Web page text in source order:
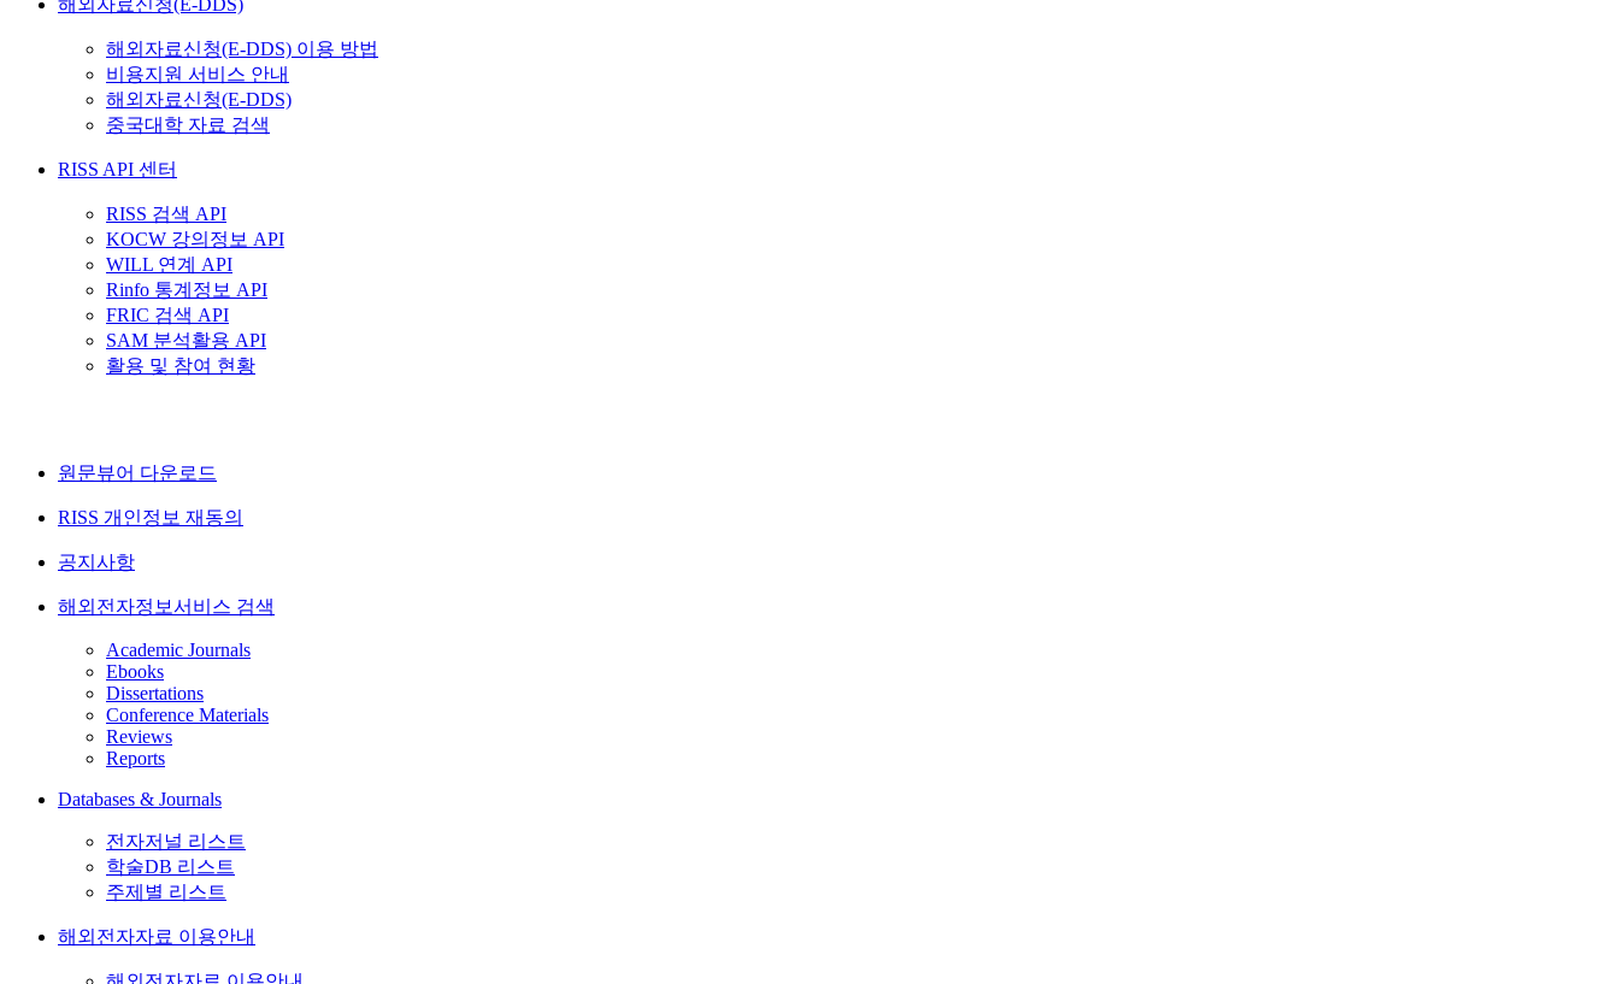
해외자료신청(E-DDS)
해외자료신청(E-DDS) 이용 방법
비용지원 서비스 안내
해외자료신청(E-DDS)
중국대학 자료 검색
RISS API 센터
RISS 검색 API
KOCW 강의정보 API
WILL 연계 API
Rinfo 통계정보 API
FRIC 검색 API
SAM 분석활용 API
활용 및 참여 현황
원문뷰어 다운로드
RISS 개인정보 재동의
공지사항
해외전자정보서비스 검색
Academic Journals
Ebooks
Dissertations
Conference Materials
Reviews
Reports
Databases & Journals
전자저널 리스트
학술DB 리스트
주제별 리스트
해외전자자료 이용안내